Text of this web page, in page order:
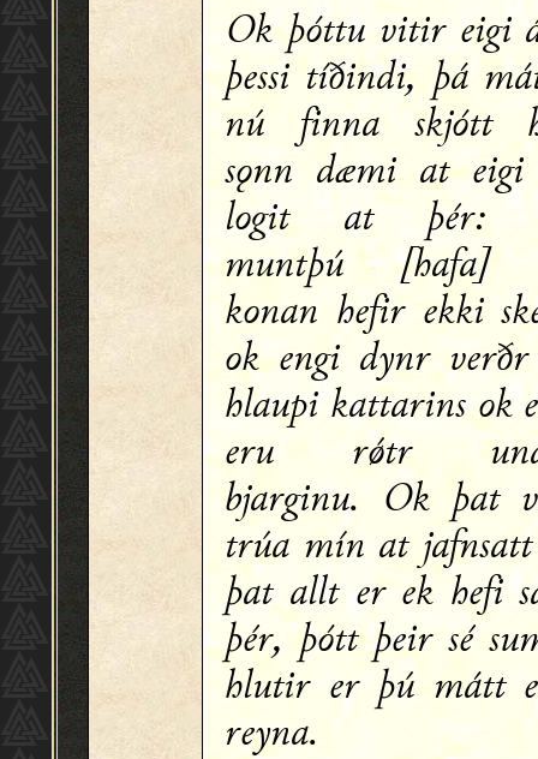
Ok þóttu vitir eigi
þessi tíðindi, þá
nú finna skjótt
sǫnn dæmi at
logit at þér:
muntþú [hafa]
konan hefir ekki
ok engi dynr
hlaupi kattarins ok
eru rǿtr
bjarginu. Ok þat
trúa mín at
þat allt er ek hefi
þér, þótt þeir sé
hlutir er þú mátt
reyna.